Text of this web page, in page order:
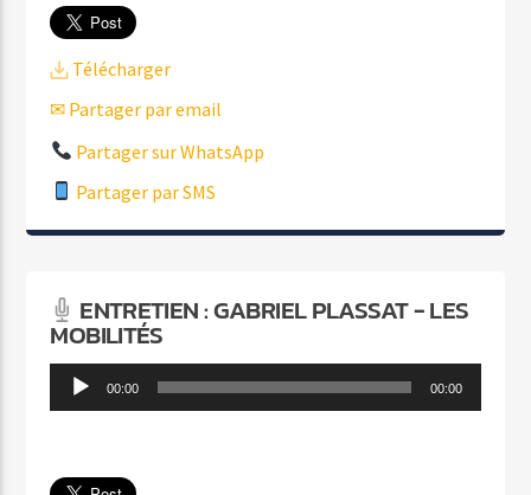
Télécharger
✉ Partager par email
Partager sur WhatsApp
Partager par SMS
ENTRETIEN : GABRIEL PLASSAT - LES
MOBILITÉS
Lecteur 00:00 00:00